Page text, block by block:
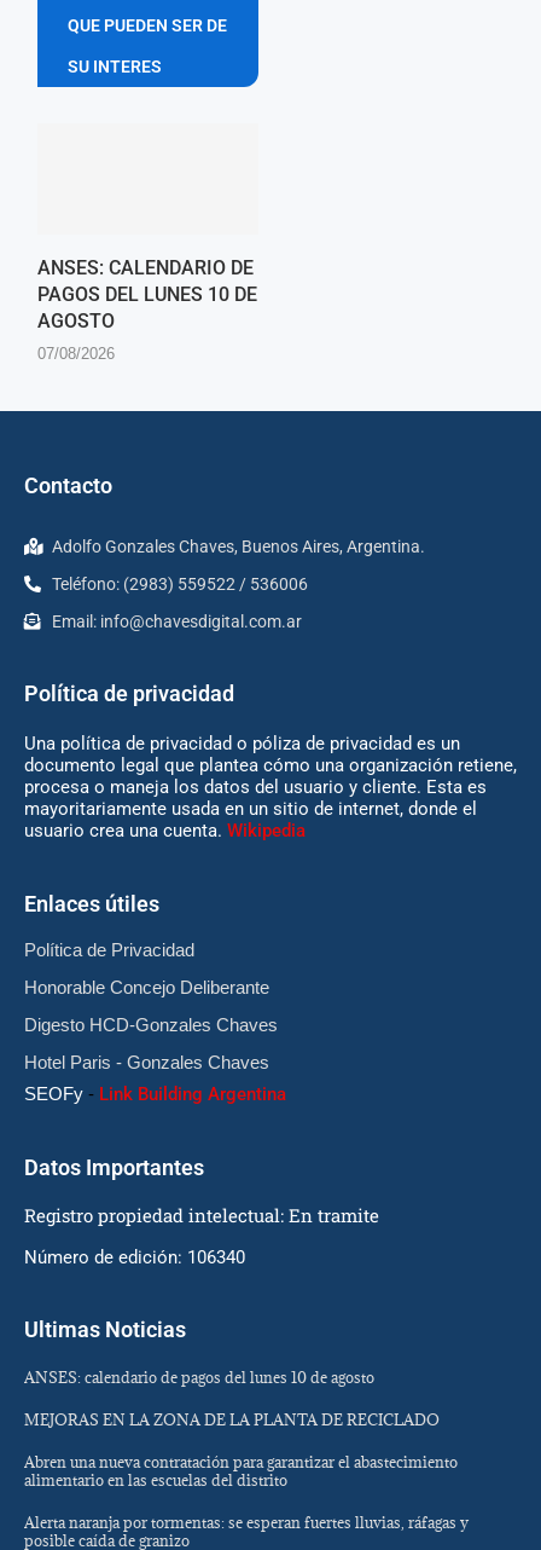
QUE PUEDEN SER DE
SU INTERES
ANSES: CALENDARIO DE
PAGOS DEL LUNES 10 DE
AGOSTO
07/08/2026
Contacto
Adolfo Gonzales Chaves, Buenos Aires, Argentina.
Teléfono: (2983) 559522 / 536006
Email: info@chavesdigital.com.ar
Política de privacidad
Una política de privacidad o póliza de privacidad es un
documento legal que plantea cómo una organización retiene,
procesa o maneja los datos del usuario y cliente. Esta es
mayoritariamente usada en un sitio de internet, donde el
usuario crea una cuenta. Wikipedia
Enlaces útiles
Política de Privacidad
Honorable Concejo Deliberante
Digesto HCD-Gonzales Chaves
Hotel Paris - Gonzales Chaves
SEOFy - Link Building Argentina
Datos Importantes
Registro propiedad intelectual: En tramite
Número de edición: 106340
Ultimas Noticias
ANSES: calendario de pagos del lunes 10 de agosto
MEJORAS EN LA ZONA DE LA PLANTA DE RECICLADO
Abren una nueva contratación para garantizar el abastecimiento
alimentario en las escuelas del distrito
Alerta naranja por tormentas: se esperan fuertes lluvias, ráfagas y
posible caída de granizo